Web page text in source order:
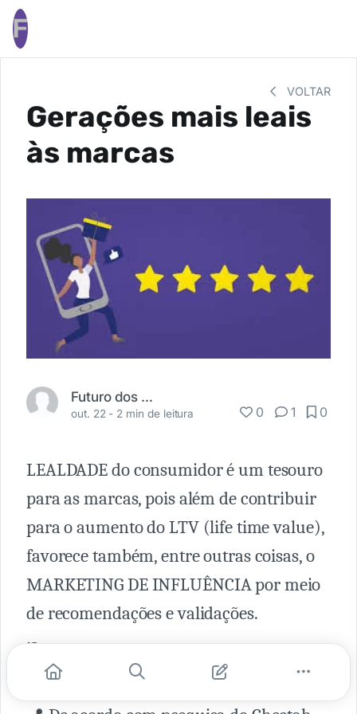
F
VOLTAR
Gerações mais leais
às marcas
Futuro dos Negócios
out. 22 - 2 min de leitura 0 1 0
LEALDADE do consumidor é um tesouro
para as marcas, pois além de contribuir
para o aumento do LTV (life time value),
favorece também, entre outras coisas, o
MARKETING DE INFLUÊNCIA por meio
de recomendações e validações.
⁉️ Nesse sentido, quais gerações são mais
leais às marcas?